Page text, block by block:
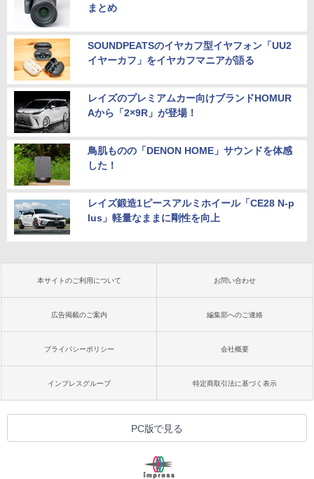
まとめ
SOUNDPEATSのイヤカフ型イヤフォン「UU2
イヤーカフ」をイヤカフマニアが語る
レイズのプレミアムカー向けブランドHOMUR
Aから「2×9R」が登場！
鳥肌ものの「DENON HOME」サウンドを体感
した！
レイズ鍛造1ピースアルミホイール「CE28 N-p
lus」軽量なままに剛性を向上
本サイトのご利用について お問い合わせ
広告掲載のご案内 編集部へのご連絡
プライバシーポリシー 会社概要
インプレスグループ 特定商取引法に基づく表示
PC版で見る